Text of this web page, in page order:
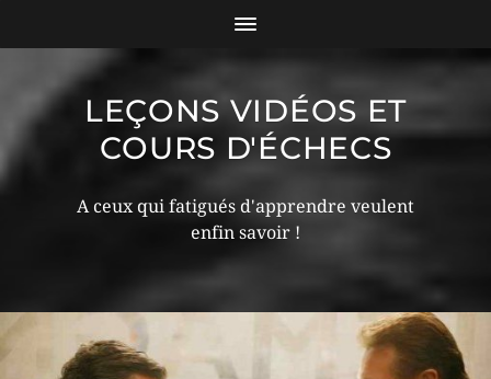
LEÇONS VIDÉOS ET
COURS D'ÉCHECS
A ceux qui fatigués d'apprendre veulent
enfin savoir !